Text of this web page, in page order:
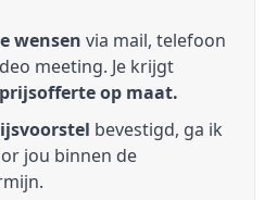
wensen via mail, telefoon
meeting. Je krijgt
prijsofferte op maat.
bevestigd, ga ik
jou binnen de